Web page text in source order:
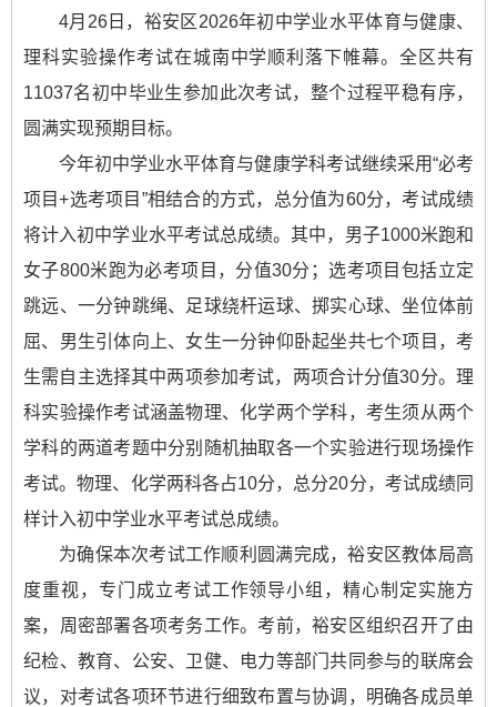
4月26日，裕安区2026年初中学业水平体育与健康、
理科实验操作考试在城南中学顺利落下帷幕。全区共有
11037名初中毕业生参加此次考试，整个过程平稳有序，
圆满实现预期目标。
今年初中学业水平体育与健康学科考试继续采用“必考
项目+选考项目”相结合的方式，总分值为60分，考试成绩
将计入初中学业水平考试总成绩。其中，男子1000米跑和
女子800米跑为必考项目，分值30分；选考项目包括立定
跳远、一分钟跳绳、足球绕杆运球、掷实心球、坐位体前
屈、男生引体向上、女生一分钟仰卧起坐共七个项目，考
生需自主选择其中两项参加考试，两项合计分值30分。理
科实验操作考试涵盖物理、化学两个学科，考生须从两个
学科的两道考题中分别随机抽取各一个实验进行现场操作
考试。物理、化学两科各占10分，总分20分，考试成绩同
样计入初中学业水平考试总成绩。
为确保本次考试工作顺利圆满完成，裕安区教体局高
度重视，专门成立考试工作领导小组，精心制定实施方
案，周密部署各项考务工作。考前，裕安区组织召开了由
纪检、教育、公安、卫健、电力等部门共同参与的联席会
议，对考试各项环节进行细致布置与协调，明确各成员单